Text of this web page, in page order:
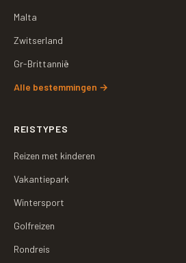
Malta
Zwitserland
Gr-Brittannië
Alle bestemmingen →
REISTYPES
Reizen met kinderen
Vakantiepark
Wintersport
Golfreizen
Rondreis